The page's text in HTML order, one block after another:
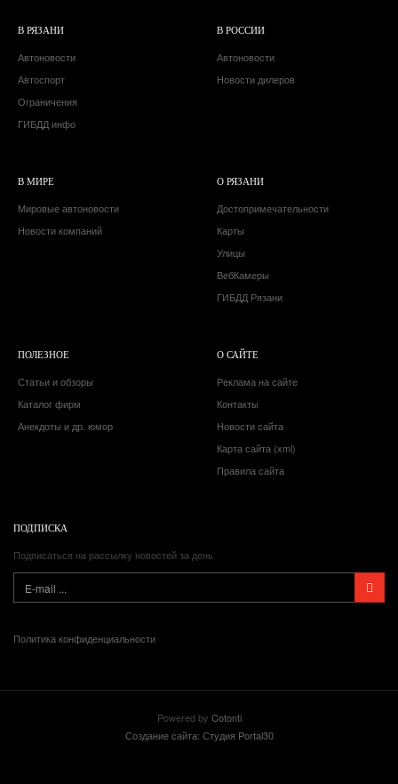
В РЯЗАНИ
Автоновости
Автоспорт
Ограничения
ГИБДД инфо
В РОССИИ
Автоновости
Новости дилеров
В МИРЕ
Мировые автоновости
Новости компаний
О РЯЗАНИ
Достопримечательности
Карты
Улицы
ВебКамеры
ГИБДД Рязани
ПОЛЕЗНОЕ
Статьи и обзоры
Каталог фирм
Анекдоты и др. юмор
О САЙТЕ
Реклама на сайте
Контакты
Новости сайта
Карта сайта (xml)
Правила сайта
ПОДПИСКА
Подписаться на рассылку новостей за день
Политика конфиденциальности
Powered by Cotonti
Создание сайта: Студия Portal30